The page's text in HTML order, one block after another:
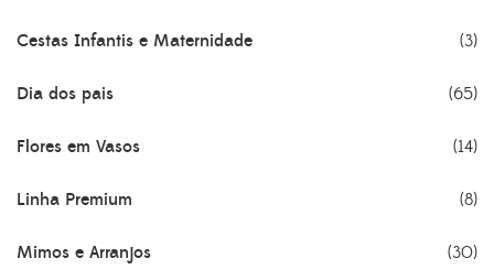
Cestas Infantis e Maternidade (3)
Dia dos pais (65)
Flores em Vasos (14)
Linha Premium (8)
Mimos e Arranjos (30)